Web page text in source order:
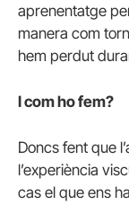
aprenentatge
manera com
hem perdut
I com ho fem?
Doncs fent que
l’experiència
cas el que ens